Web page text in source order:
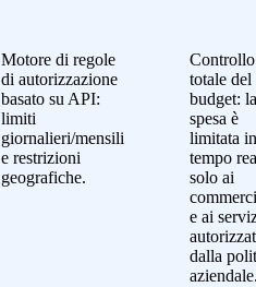
Motore di regole
di autorizzazione
basato su API:
limiti
giornalieri/mensili
e restrizioni
geografiche.
Controllo
totale del
budget: la
spesa è
limitata in
tempo
solo ai
e ai
dalla